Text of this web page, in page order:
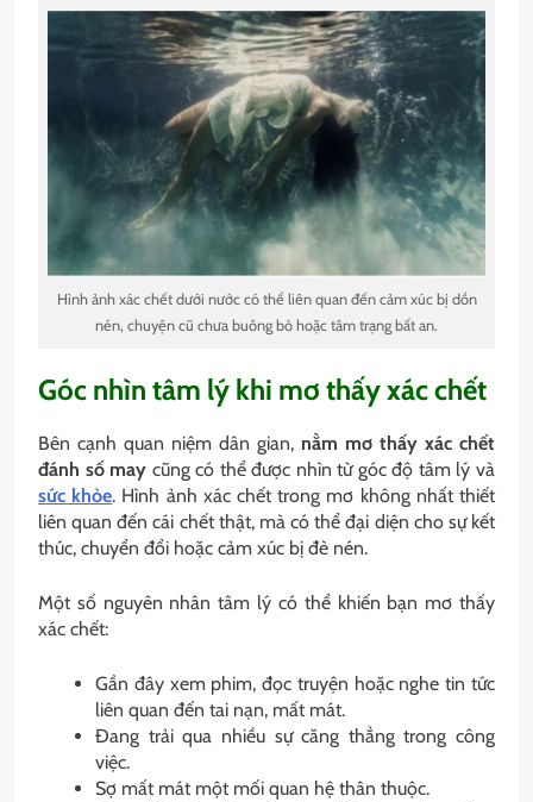
Hình ảnh xác chết dưới nước có thể liên quan đến cảm xúc bị dồn
nén, chuyện cũ chưa buông bỏ hoặc tâm trạng bất an.
Góc nhìn tâm lý khi mơ thấy xác chết
Bên cạnh quan niệm dân gian, nằm mơ thấy xác chết
đánh số may cũng có thể được nhìn từ góc độ tâm lý và
sức khỏe. Hình ảnh xác chết trong mơ không nhất thiết
liên quan đến cái chết thật, mà có thể đại diện cho sự kết
thúc, chuyển đổi hoặc cảm xúc bị đè nén.
Một số nguyên nhân tâm lý có thể khiến bạn mơ thấy
xác chết:
Gần đây xem phim, đọc truyện hoặc nghe tin tức
liên quan đến tai nạn, mất mát.
Đang trải qua nhiều sự căng thẳng trong công
việc.
Sợ mất mát một mối quan hệ thân thuộc.